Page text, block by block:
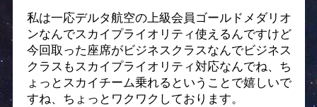
私は一応デルタ航空の上級会員ゴールドメダリオ
ンなんでスカイプライオリティ使えるんですけど
今回取った座席がビジネスクラスなんでビジネス
クラスもスカイプライオリティ対応なんでね、ち
ょっとスカイチーム乗れるということで嬉しいで
すね、ちょっとワクワクしております。